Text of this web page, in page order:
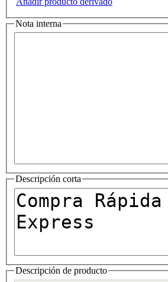
Nota interna
Descripción corta
Descripción de producto